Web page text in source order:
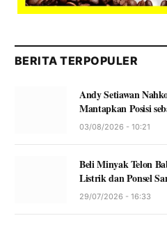
BERITA TERPOPULER
Andy Setiawan
Mantapkan Posisi
03/08/2026 - 10:21
Beli Minyak Telon
Listrik dan Ponsel
29/07/2026 - 16:33